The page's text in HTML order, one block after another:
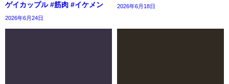
ゲイカップル #筋肉 #イケメン
2026年6月24日
2026年6月18日